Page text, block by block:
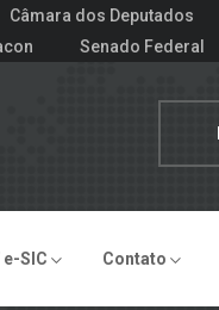
Câmara dos Deputados
Senado Federal
SIC Contato